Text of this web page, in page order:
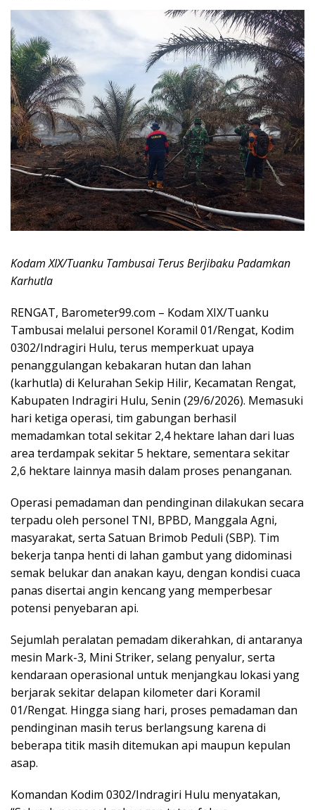
Kodam XIX/Tuanku Tambusai Terus Berjibaku Padamkan
Karhutla
RENGAT, Barometer99.com – Kodam XIX/Tuanku
Tambusai melalui personel Koramil 01/Rengat, Kodim
0302/Indragiri Hulu, terus memperkuat upaya
penanggulangan kebakaran hutan dan lahan
(karhutla) di Kelurahan Sekip Hilir, Kecamatan Rengat,
Kabupaten Indragiri Hulu, Senin (29/6/2026). Memasuki
hari ketiga operasi, tim gabungan berhasil
memadamkan total sekitar 2,4 hektare lahan dari luas
area terdampak sekitar 5 hektare, sementara sekitar
2,6 hektare lainnya masih dalam proses penanganan.
Operasi pemadaman dan pendinginan dilakukan secara
terpadu oleh personel TNI, BPBD, Manggala Agni,
masyarakat, serta Satuan Brimob Peduli (SBP). Tim
bekerja tanpa henti di lahan gambut yang didominasi
semak belukar dan anakan kayu, dengan kondisi cuaca
panas disertai angin kencang yang memperbesar
potensi penyebaran api.
Sejumlah peralatan pemadam dikerahkan, di antaranya
mesin Mark-3, Mini Striker, selang penyalur, serta
kendaraan operasional untuk menjangkau lokasi yang
berjarak sekitar delapan kilometer dari Koramil
01/Rengat. Hingga siang hari, proses pemadaman dan
pendinginan masih terus berlangsung karena di
beberapa titik masih ditemukan api maupun kepulan
asap.
Komandan Kodim 0302/Indragiri Hulu menyatakan,